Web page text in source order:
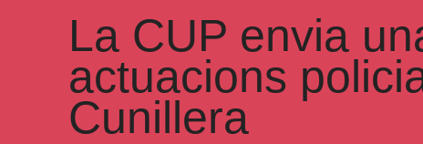
La CUP envia
actuacions
Cunillera